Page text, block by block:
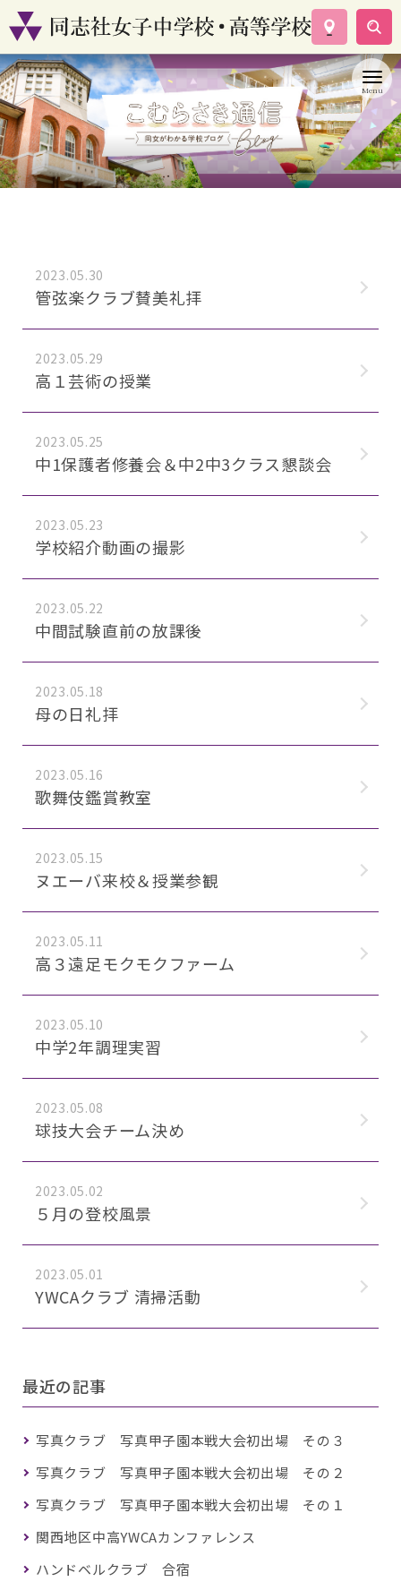
学校案内
コース紹介
学校生活
入試情報
資料請求
2023.05.30
管弦楽クラブ賛美礼拝
2023.05.29
高１芸術の授業
2023.05.25
中1保護者修養会＆中2中3クラス懇談会
2023.05.23
学校紹介動画の撮影
2023.05.22
中間試験直前の放課後
2023.05.18
母の日礼拝
2023.05.16
歌舞伎鑑賞教室
2023.05.15
ヌエーバ来校＆授業参観
2023.05.11
高３遠足モクモクファーム
2023.05.10
中学2年調理実習
2023.05.08
球技大会チーム決め
2023.05.02
５月の登校風景
2023.05.01
YWCAクラブ 清掃活動
最近の記事
写真クラブ 写真甲子園本戦大会初出場 その３
写真クラブ 写真甲子園本戦大会初出場 その２
写真クラブ 写真甲子園本戦大会初出場 その１
関西地区中高YWCAカンファレンス
ハンドベルクラブ 合宿